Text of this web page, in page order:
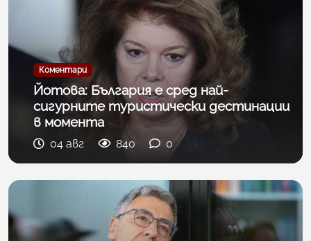
Коментари
Йотова: България е сред най-
сигурните туристически дестинации
в момента
04 авг 840 0